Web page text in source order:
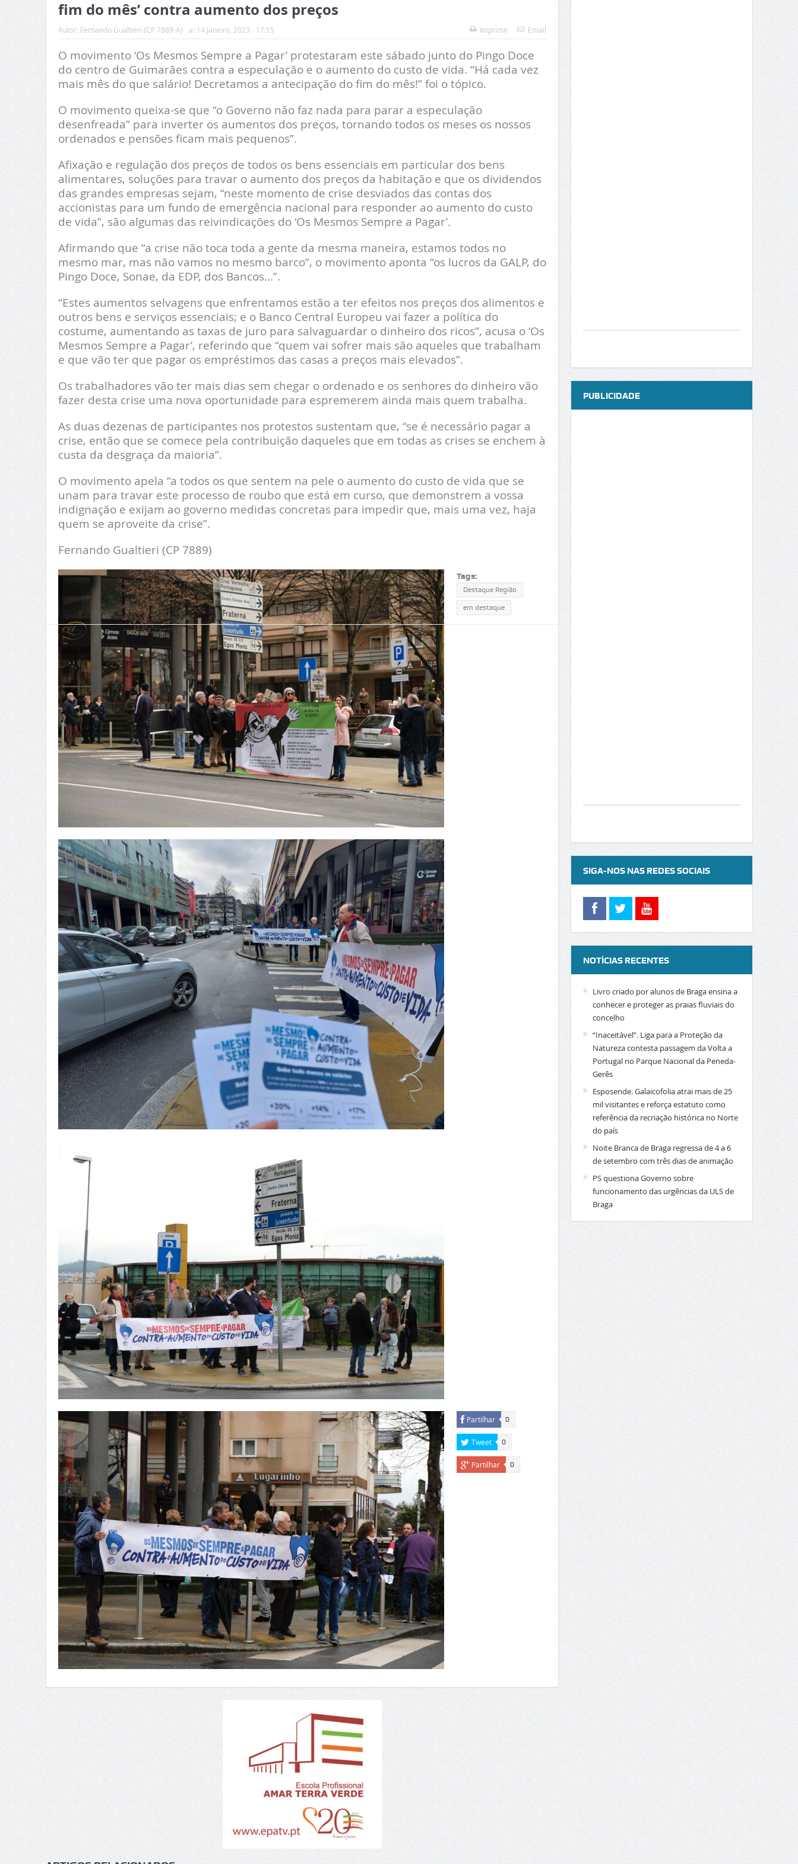
fim do mês’ contra aumento dos preços
Autor: Fernando Gualtieri (CP 7889-A) a: 14 Janeiro, 2023 - 17:15 Imprimir Email
O movimento ‘Os Mesmos Sempre a Pagar’ protestaram este sábado junto do Pingo Doce
do centro de Guimarães contra a especulação e o aumento do custo de vida. “Há cada vez
mais mês do que salário! Decretamos a antecipação do fim do mês!” foi o tópico.
O movimento queixa-se que “o Governo não faz nada para parar a especulação
desenfreada” para inverter os aumentos dos preços, tornando todos os meses os nossos
ordenados e pensões ficam mais pequenos”.
Afixação e regulação dos preços de todos os bens essenciais em particular dos bens
alimentares, soluções para travar o aumento dos preços da habitação e que os dividendos
das grandes empresas sejam, “neste momento de crise desviados das contas dos
accionistas para um fundo de emergência nacional para responder ao aumento do custo
de vida”, são algumas das reivindicações do ‘Os Mesmos Sempre a Pagar’.
Afirmando que “a crise não toca toda a gente da mesma maneira, estamos todos no
mesmo mar, mas não vamos no mesmo barco”, o movimento aponta “os lucros da GALP, do
Pingo Doce, Sonae, da EDP, dos Bancos…”.
“Estes aumentos selvagens que enfrentamos estão a ter efeitos nos preços dos alimentos e
outros bens e serviços essenciais; e o Banco Central Europeu vai fazer a política do
costume, aumentando as taxas de juro para salvaguardar o dinheiro dos ricos”, acusa o ‘Os
Mesmos Sempre a Pagar’, referindo que “quem vai sofrer mais são aqueles que trabalham
e que vão ter que pagar os empréstimos das casas a preços mais elevados”.
Os trabalhadores vão ter mais dias sem chegar o ordenado e os senhores do dinheiro vão
fazer desta crise uma nova oportunidade para espremerem ainda mais quem trabalha.
As duas dezenas de participantes nos protestos sustentam que, “se é necessário pagar a
crise, então que se comece pela contribuição daqueles que em todas as crises se enchem à
custa da desgraça da maioria”.
O movimento apela “a todos os que sentem na pele o aumento do custo de vida que se
unam para travar este processo de roubo que está em curso, que demonstrem a vossa
indignação e exijam ao governo medidas concretas para impedir que, mais uma vez, haja
quem se aproveite da crise”.
Fernando Gualtieri (CP 7889)
Tags:
Destaque Região
em destaque
Partilhar 0
Tweet 0
Partilhar 0
PUBLICIDADE
SIGA-NOS NAS REDES SOCIAIS
NOTÍCIAS RECENTES
Livro criado por alunos de Braga ensina a
conhecer e proteger as praias fluviais do
concelho
“Inaceitável”. Liga para a Proteção da
Natureza contesta passagem da Volta a
Portugal no Parque Nacional da Peneda-
Gerês
Esposende. Galaicofolia atrai mais de 25
mil visitantes e reforça estatuto como
referência da recriação histórica no Norte
do país
Noite Branca de Braga regressa de 4 a 6
de setembro com três dias de animação
PS questiona Governo sobre
funcionamento das urgências da ULS de
Braga